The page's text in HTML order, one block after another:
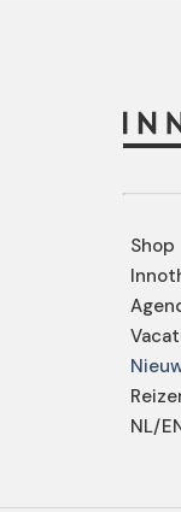
Shop
NL/